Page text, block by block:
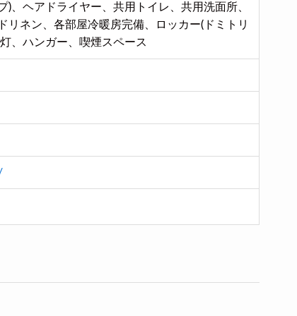
)、ヘアドライヤー、共用トイレ、共用洗面所、
リネン、各部屋冷暖房完備、ロッカー(ドミトリ
、ハンガー、喫煙スペース